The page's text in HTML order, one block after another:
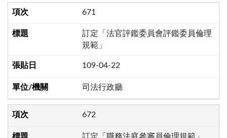
671
訂定「法官評鑑委員會評鑑委員倫理
規範」
109-04-22
司法行政廳
672